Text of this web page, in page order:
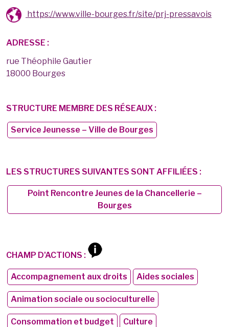
https://www.ville-bourges.fr/site/prj-pressavois
ADRESSE :
rue Théophile Gautier
18000 Bourges
STRUCTURE MEMBRE DES RÉSEAUX :
Service Jeunesse – Ville de Bourges
LES STRUCTURES SUIVANTES SONT AFFILIÉES :
Point Rencontre Jeunes de la Chancellerie –
Bourges
CHAMP D'ACTIONS :
Accompagnement aux droits Aides sociales
Animation sociale ou socioculturelle
Consommation et budget Culture